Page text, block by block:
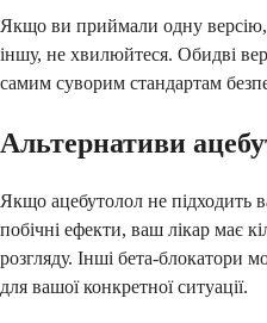
Якщо ви приймали одну
іншу, не хвилюйтеся. Обидві
самим суворим стандартам
Альтернативи
Якщо ацебутолол не підходить
побічні ефекти, ваш лікар має
розгляду. Інші бета-блокатори
для вашої конкретної ситуації.